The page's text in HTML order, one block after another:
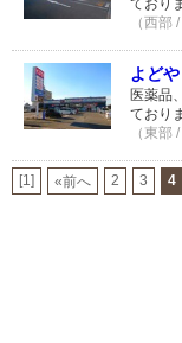
ており
（西部
よど
医薬品
ており
（東部
[1] «前へ 2 3 4